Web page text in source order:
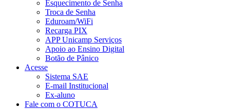
Esquecimento de Senha
Troca de Senha
Eduroam/WiFi
Recarga PIX
APP Unicamp Serviços
Apoio ao Ensino Digital
Botão de Pânico
Acesse
Sistema SAE
E-mail Institucional
Ex-aluno
Fale com o COTUCA